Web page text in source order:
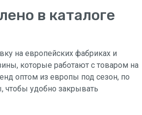
в каталоге
на европейских фабриках и
которые работают с товаром на
оптом из европы под сезон, по
чтобы удобно закрывать